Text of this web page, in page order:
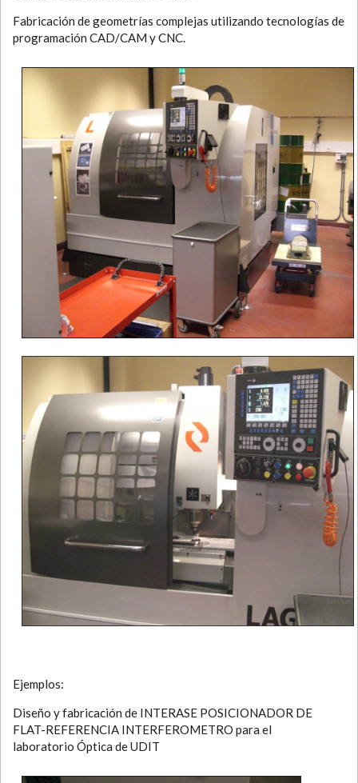
Fabricación de geometrías complejas utilizando tecnologías de
programación CAD/CAM y CNC.
Ejemplos:
Diseño y fabricación de INTERASE POSICIONADOR DE
FLAT-REFERENCIA INTERFEROMETRO para el
laboratorio Óptica de UDIT